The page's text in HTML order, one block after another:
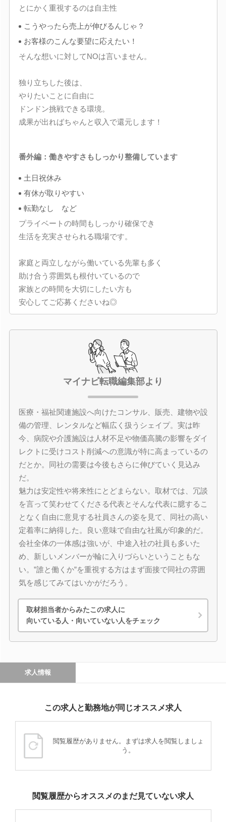
とにかく重視するのは自主性
こうやったら売上が伸びるんじゃ？
お客様のこんな要望に応えたい！
そんな想いに対してNOは言いません。
独り立ちした後は、
やりたいことに自由に
ドンドン挑戦できる環境。
成果が出ればちゃんと収入で還元します！
番外編：働きやすさもしっかり整備しています
土日祝休み
有休が取りやすい
転勤なし など
プライベートの時間もしっかり確保でき
生活を充実させられる職場です。
家庭と両立しながら働いている先輩も多く
助け合う雰囲気も根付いているので
家族との時間を大切にしたい方も
安心してご応募くださいね◎
マイナビ転職編集部より
医療・福祉関連施設へ向けたコンサル、販売、建物や設
備の管理、レンタルなど幅広く扱うシェイプ。実は昨
今、病院や介護施設は人材不足や物価高騰の影響をダイ
レクトに受けコスト削減への意識が特に高まっているの
だとか。同社の需要は今後もさらに伸びていく見込み
だ。
魅力は安定性や将来性にとどまらない。取材では、冗談
を言って笑わせてくださる代表とそんな代表に臆するこ
となく自由に意見する社員さんの姿を見て、同社の高い
定着率に納得した。良い意味で自由な社風が印象的だ。
会社全体の一体感は強いが、中途入社の社員も多いた
め、新しいメンバーが輪に入りづらいということもな
い。”誰と働くか”を重視する方はまず面接で同社の雰囲
気を感じてみてはいかがだろう。
取材担当者からみたこの求人に
向いている人・向いていない人をチェック
求人情報
この求人と勤務地が同じオススメ求人
閲覧履歴がありません。まずは求人を閲覧しましょ
う。
閲覧履歴からオススメのまだ見ていない求人